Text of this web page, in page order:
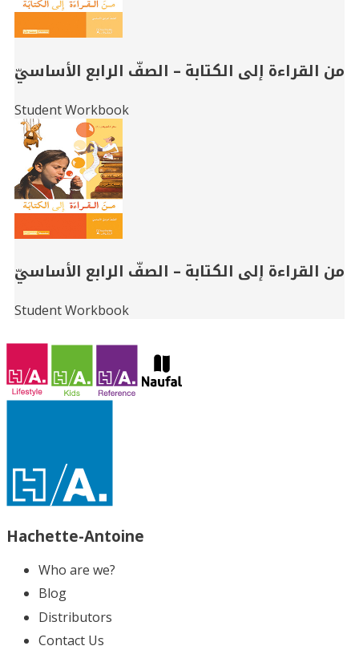
من القراءة إلى الكتابة – الصفّ الرابع الأساسيّ
Student Workbook
من القراءة إلى الكتابة – الصفّ الرابع الأساسيّ
Student Workbook
Hachette-Antoine
Who are we?
Blog
Distributors
Contact Us